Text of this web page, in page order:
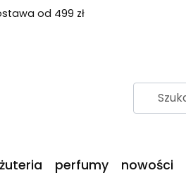
od 499 zł
perfumy nowości